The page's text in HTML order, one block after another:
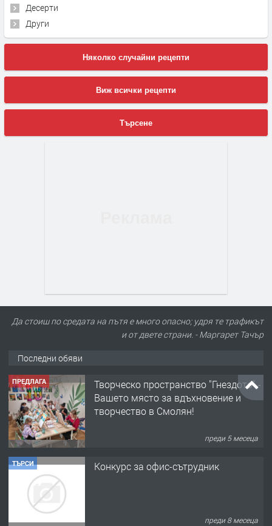
Десерти
Други
Няколко случайни рецепти
Виж всички рецепти
Търсене
Да стоиш по средата на пътя е много опасно; удря те трафикът
и от двете страни. - Маргарет Тачър
Последни обяви
ПРЕДЛАГА
Творческо пространство "Гнездото" -
Вашето място за вдъхновение и
творчество в Смолян!
преди 5 месеца
ТЪРСИ Конкурс за офис-сътрудник
преди 8 месеца